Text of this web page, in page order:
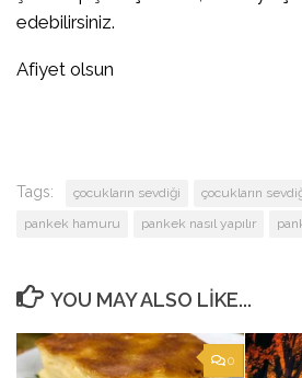
edebilirsiniz.
Afiyet olsun
Tags: çocukların sevdiği çocukların
pankek hamuru
pankek nasıl yapılır
YOU MAY ALSO LIKE...
0